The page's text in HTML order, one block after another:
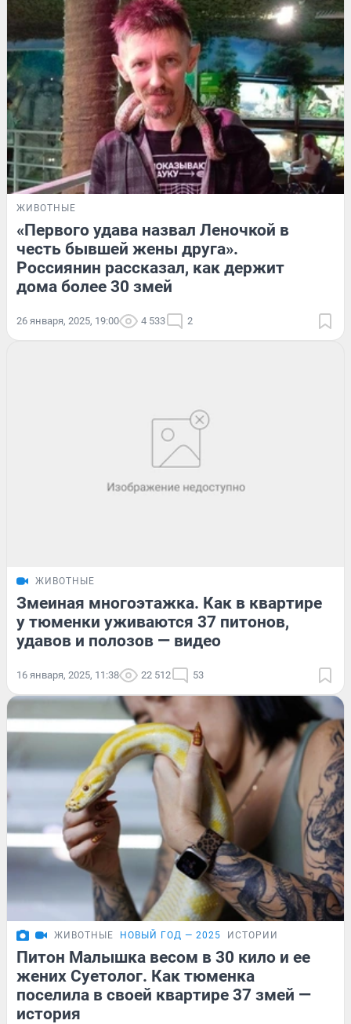
ЖИВОТНЫЕ
«Первого удава назвал Леночкой в
честь бывшей жены друга».
Россиянин рассказал, как держит
дома более 30 змей
26 января, 2025, 19:00 4 533 2
ЖИВОТНЫЕ
Змеиная многоэтажка. Как в квартире
у тюменки уживаются 37 питонов,
удавов и полозов — видео
16 января, 2025, 11:38 22 512 53
ЖИВОТНЫЕ НОВЫЙ ГОД — 2025 ИСТОРИИ
Питон Малышка весом в 30 кило и ее
жених Суетолог. Как тюменка
поселила в своей квартире 37 змей —
история